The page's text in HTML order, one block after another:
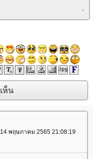
14 พฤษภาคม 2565 21:08:19